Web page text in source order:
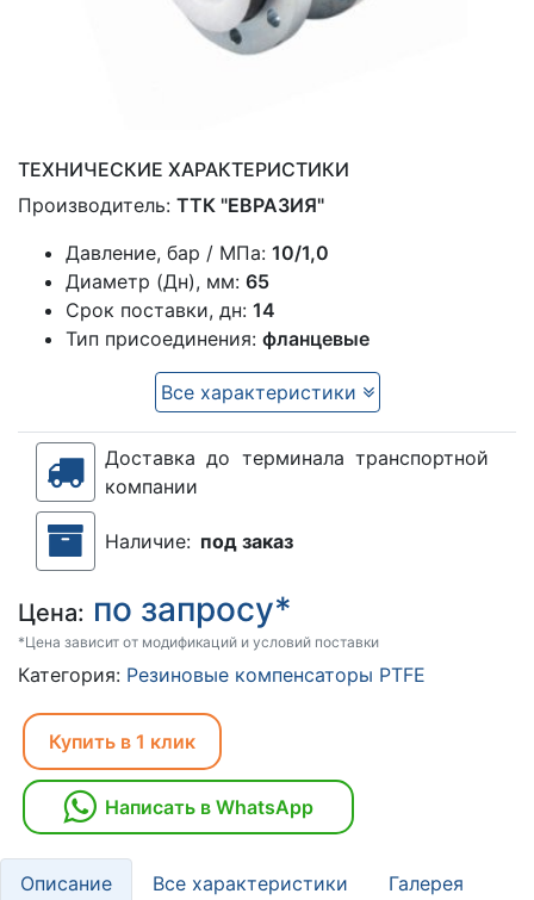
ТЕХНИЧЕСКИЕ ХАРАКТЕРИСТИКИ
Производитель: ТТК "ЕВРАЗИЯ"
Давление, бар / МПа: 10/1,0
Диаметр (Дн), мм: 65
Срок поставки, дн: 14
Тип присоединения: фланцевые
Все характеристики
Доставка до терминала транспортной
компании
Наличие: под заказ
Цена: по запросу*
*Цена зависит от модификаций и условий поставки
Категория: Резиновые компенсаторы PTFE
Купить в 1 клик
Написать в WhatsApp
Описание Все характеристики Галерея